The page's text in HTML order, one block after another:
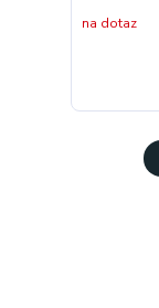
na dotaz